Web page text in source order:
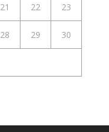
21 22 23
28 29 30